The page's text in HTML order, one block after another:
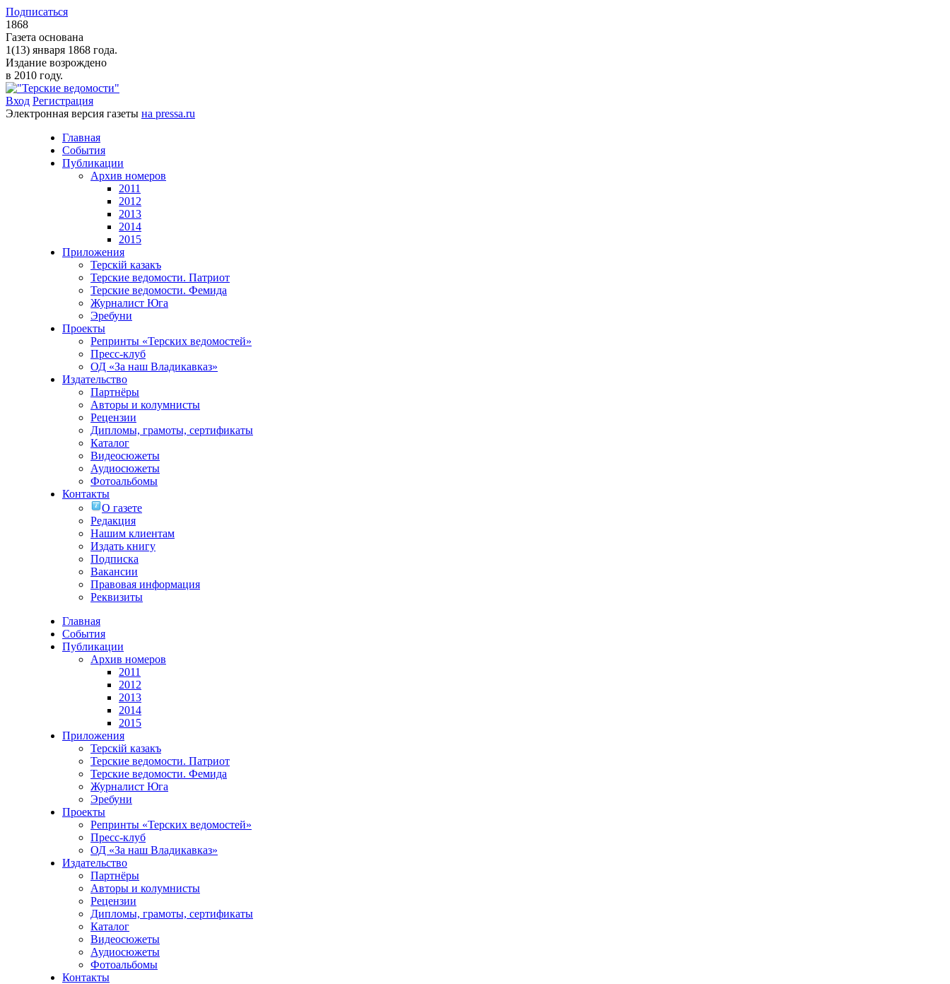
Подписаться
1868
Газета основана
1(13) января 1868 года.
Издание возрождено
в 2010 году.
Вход Регистрация
Электронная версия газеты на pressa.ru
Главная
События
Публикации
Архив номеров
2011
2012
2013
2014
2015
Приложения
Терскiй казакъ
Терские ведомости. Патриот
Терские ведомости. Фемида
Журналист Юга
Эребуни
Проекты
Репринты «Терских ведомостей»
Пресс-клуб
ОД «За наш Владикавказ»
Издательство
Партнёры
Авторы и колумнисты
Рецензии
Дипломы, грамоты, сертификаты
Каталог
Видеосюжеты
Аудиосюжеты
Фотоальбомы
Контакты
О газете
Редакция
Нашим клиентам
Издать книгу
Подписка
Вакансии
Правовая информация
Реквизиты
Главная
События
Публикации
Архив номеров
2011
2012
2013
2014
2015
Приложения
Терскiй казакъ
Терские ведомости. Патриот
Терские ведомости. Фемида
Журналист Юга
Эребуни
Проекты
Репринты «Терских ведомостей»
Пресс-клуб
ОД «За наш Владикавказ»
Издательство
Партнёры
Авторы и колумнисты
Рецензии
Дипломы, грамоты, сертификаты
Каталог
Видеосюжеты
Аудиосюжеты
Фотоальбомы
Контакты